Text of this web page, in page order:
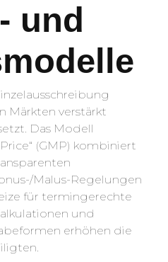
und
Märkten verstärkt
Das Modell
(GMP) kombiniert
Malus-Regelungen
für termingerechte
und
erhöhen die